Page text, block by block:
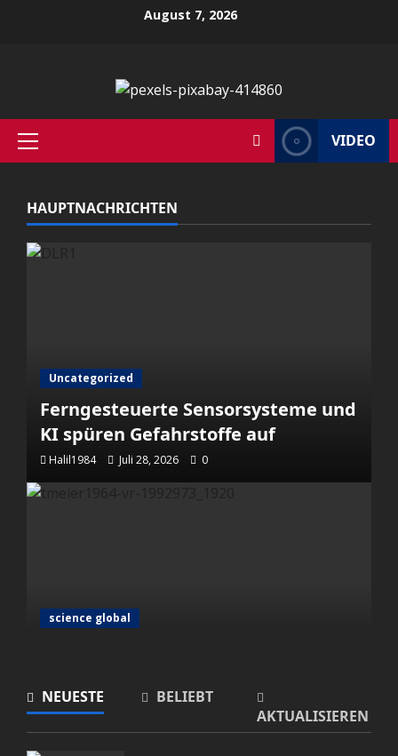
August 7, 2026
Primäres
VIDEO
NEUESTE
BELIEBT
AKTUALISIEREN
HAUPTNACHRICHTEN
Uncategorized
Ferngesteuerte Sensorsysteme und
KI spüren Gefahrstoffe auf
Halil1984 Juli 28, 2026 0
science global
Halil1984 Juli 28, 2026 0